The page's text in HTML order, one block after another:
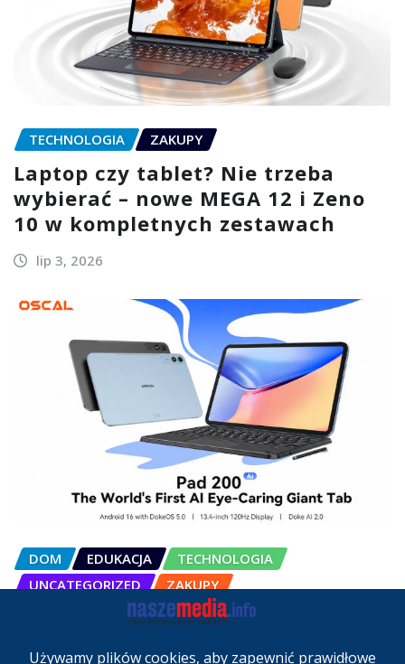
TECHNOLOGIA ZAKUPY
Laptop czy tablet? Nie trzeba
wybierać – nowe MEGA 12 i Zeno
10 w kompletnych zestawach
lip 3, 2026
DOM EDUKACJA
TECHNOLOGIA
UNCATEGORIZED
ZAKUPY
OSCAL Pad 200 alternatywą dla